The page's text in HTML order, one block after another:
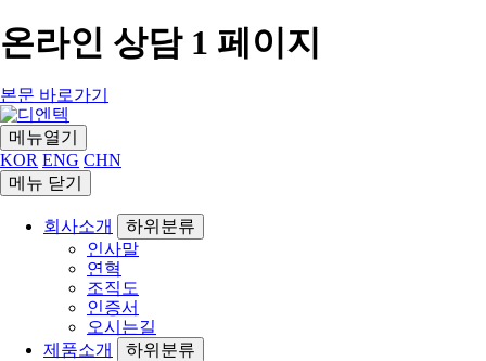
온라인 상담 1 페이지
본문 바로가기
메뉴열기
KOR ENG CHN
메뉴 닫기
회사소개
하위분류
인사말
연혁
조직도
인증서
오시는길
제품소개
하위분류